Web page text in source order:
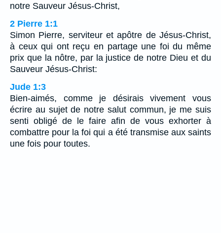
notre Sauveur Jésus-Christ,
2 Pierre 1:1
Simon Pierre, serviteur et apôtre de Jésus-Christ,
à ceux qui ont reçu en partage une foi du même
prix que la nôtre, par la justice de notre Dieu et du
Sauveur Jésus-Christ:
Jude 1:3
Bien-aimés, comme je désirais vivement vous
écrire au sujet de notre salut commun, je me suis
senti obligé de le faire afin de vous exhorter à
combattre pour la foi qui a été transmise aux saints
une fois pour toutes.